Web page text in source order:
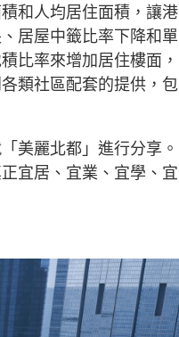
和人均居住面積，讓港
居屋中籤比率下降和單
比率來增加居住樓面，
類社區配套的提供，包
美麗北都」進行分享。
宜居、宜業、宜學、宜